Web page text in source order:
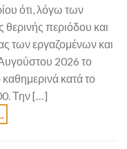
ότι, λόγω των
περιόδου και
των εργαζομένων και
2026 το
κατά το
Την […]